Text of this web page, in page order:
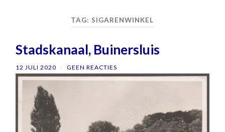
TAG: SIGARENWINKEL
Stadskanaal, Buinersluis
12 JULI 2020 / GEEN REACTIES